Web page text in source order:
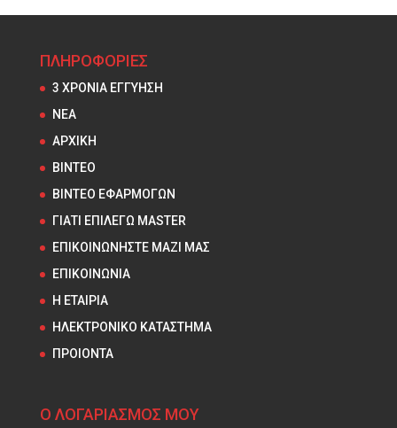
1.899,00€.1.599,00€.
ΠΛΗΡΟΦΟΡΙΕΣ
3 ΧΡΟΝΙΑ ΕΓΓΥΗΣΗ
NEA
ΑΡΧΙΚΗ
ΒΙΝΤΕΟ
ΒΙΝΤΕΟ ΕΦΑΡΜΟΓΩΝ
ΓΙΑΤΙ ΕΠΙΛΕΓΩ MASTER
ΕΠΙΚΟΙΝΩΝΗΣΤΕ ΜΑΖΙ ΜΑΣ
ΕΠΙΚΟΙΝΩΝΙΑ
Η ΕΤΑΙΡΙΑ
ΗΛΕΚΤΡΟΝΙΚΟ ΚΑΤΑΣΤΗΜΑ
ΠΡΟΙΟΝΤΑ
Ο ΛΟΓΑΡΙΑΣΜΟΣ ΜΟΥ